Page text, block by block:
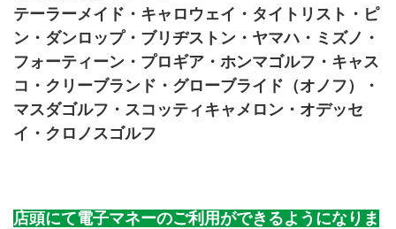
テーラーメイド・キャロウェイ・タイトリスト・ピ
ン・ダンロップ・ブリヂストン・ヤマハ・ミズノ・
フォーティーン・プロギア・ホンマゴルフ・キャス
コ・クリーブランド・グローブライド（オノフ）・
マスダゴルフ・スコッティキャメロン・オデッセ
イ・クロノスゴルフ
店頭にて電子マネーのご利用ができるようになりま